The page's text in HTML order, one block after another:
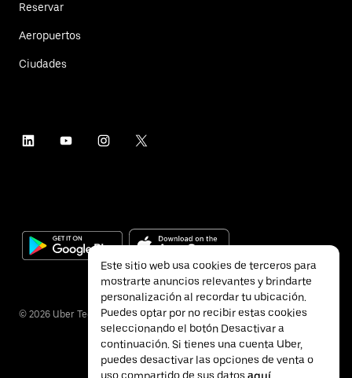
Reservar
Aeropuertos
Ciudades
© 2026 Uber Technologies Inc.
Este sitio web usa cookies de terceros para
mostrarte anuncios relevantes y brindarte
personalización al recordar tu ubicación.
Puedes optar por no recibir estas cookies
seleccionando el botón Desactivar a
continuación. Si tienes una cuenta Uber,
puedes desactivar las opciones de venta o